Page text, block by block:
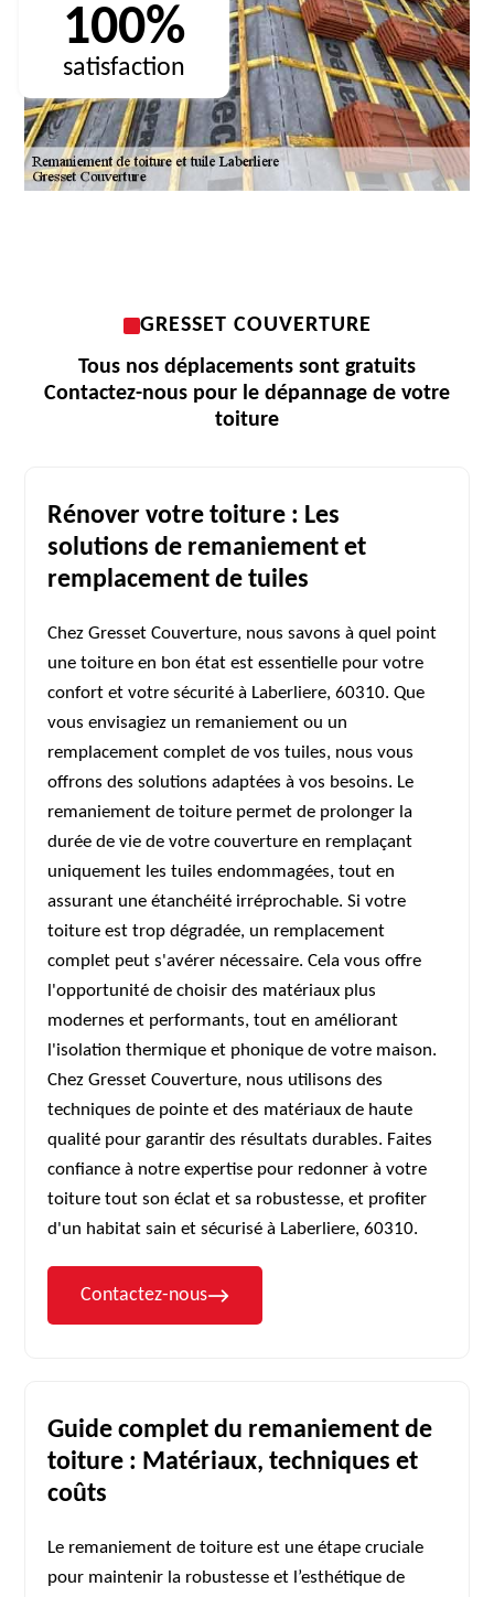
100%
satisfaction
GRESSET COUVERTURE
Tous nos déplacements sont gratuits
Contactez-nous pour le dépannage de votre
toiture
Rénover votre toiture : Les
solutions de remaniement et
remplacement de tuiles
Chez Gresset Couverture, nous savons à quel point
une toiture en bon état est essentielle pour votre
confort et votre sécurité à Laberliere, 60310. Que
vous envisagiez un remaniement ou un
remplacement complet de vos tuiles, nous vous
offrons des solutions adaptées à vos besoins. Le
remaniement de toiture permet de prolonger la
durée de vie de votre couverture en remplaçant
uniquement les tuiles endommagées, tout en
assurant une étanchéité irréprochable. Si votre
toiture est trop dégradée, un remplacement
complet peut s'avérer nécessaire. Cela vous offre
l'opportunité de choisir des matériaux plus
modernes et performants, tout en améliorant
l'isolation thermique et phonique de votre maison.
Chez Gresset Couverture, nous utilisons des
techniques de pointe et des matériaux de haute
qualité pour garantir des résultats durables. Faites
confiance à notre expertise pour redonner à votre
toiture tout son éclat et sa robustesse, et profiter
d'un habitat sain et sécurisé à Laberliere, 60310.
Contactez-nous
Guide complet du remaniement de
toiture : Matériaux, techniques et
coûts
Le remaniement de toiture est une étape cruciale
pour maintenir la robustesse et l’esthétique de